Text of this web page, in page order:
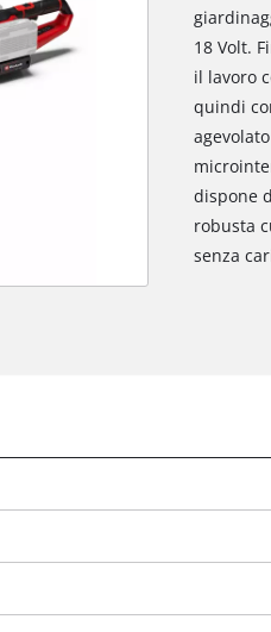
18 Volt.
il lavoro
quindi
dispone
robusta
senza